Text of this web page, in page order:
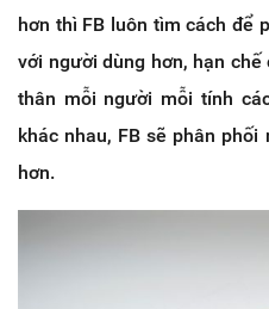
hơn thì FB luôn tìm cách để
với người dùng hơn, hạn
thân mỗi người mỗi tính
khác nhau, FB sẽ phân
hơn.